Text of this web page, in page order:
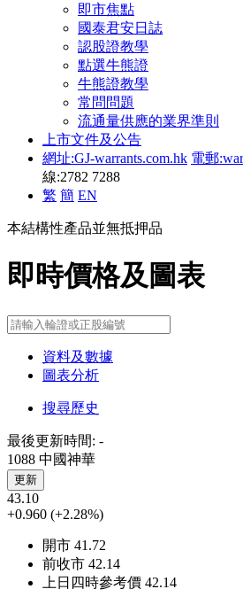
即市焦點
國泰君安日誌
認股證教學
點選牛熊證
牛熊證教學
常問問題
流通量供應的業界準則
上市文件及公告
網址:GJ-warrants.com.hk 電郵
線:2782 7288
繁 簡 EN
本結構性產品並無抵押品
即時價格及圖表
資料及數據
圖表分析
搜尋歷史
最後更新時間: -
1088 中國神華
更新
43.10
+0.960 (+2.28%)
開市 41.72
前收市 42.14
上日四時參考價 42.14